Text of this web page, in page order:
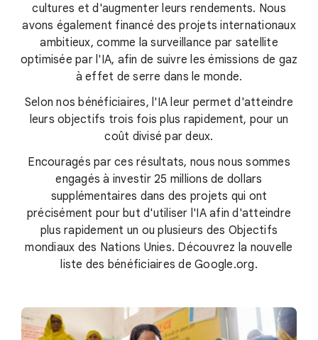
cultures et d'augmenter leurs rendements. Nous
avons également financé des projets internationaux
ambitieux, comme la surveillance par satellite
optimisée par l'IA, afin de suivre les émissions de gaz
à effet de serre dans le monde.
Selon nos bénéficiaires, l'IA leur permet d'atteindre
leurs objectifs trois fois plus rapidement, pour un
coût divisé par deux.
Encouragés par ces résultats, nous nous sommes
engagés à investir 25 millions de dollars
supplémentaires dans des projets qui ont
précisément pour but d'utiliser l'IA afin d'atteindre
plus rapidement un ou plusieurs des Objectifs
mondiaux des Nations Unies. Découvrez la nouvelle
liste des bénéficiaires de Google.org.